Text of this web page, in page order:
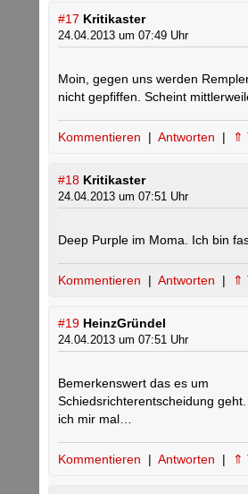
#17 Kritikaster
24.04.2013 um 07:49 Uhr
Moin, gegen uns werden
nicht gepfiffen. Scheint
Kommentieren | Antworten | ⇑
#18 Kritikaster
24.04.2013 um 07:51 Uhr
Deep Purple im Moma. Ich bin
Kommentieren | Antworten | ⇑
#19 HeinzGründel
24.04.2013 um 07:51 Uhr
Bemerkenswert das es um
Schiedsrichterentscheidung
ich mir mal…
Kommentieren | Antworten | ⇑